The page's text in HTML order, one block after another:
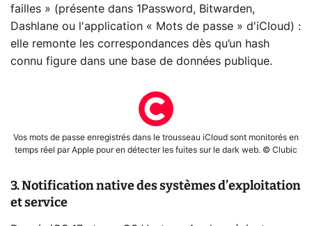
failles » (présente dans 1Password, Bitwarden,
Dashlane ou l'application « Mots de passe » d'iCloud) :
elle remonte les correspondances dès qu’un hash
connu figure dans une base de données publique.
Vos mots de passe enregistrés dans le trousseau iCloud sont monitorés en
temps réel par Apple pour en détecter les fuites sur le dark web. © Clubic
3. Notification native des systèmes d’exploitation
et service